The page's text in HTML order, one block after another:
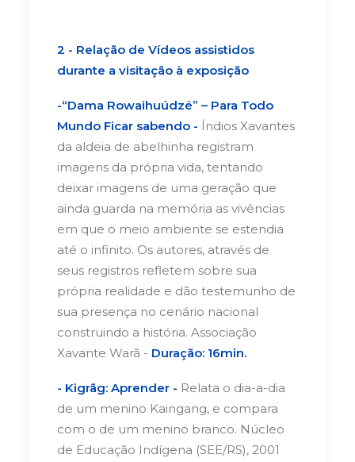
2 - Relação de Vídeos assistidos
durante a visitação à exposição
-“Dama Rowaihuúdzé” – Para Todo
Mundo Ficar sabendo - Índios Xavantes
da aldeia de abelhinha registram
imagens da própria vida, tentando
deixar imagens de uma geração que
ainda guarda na memória as vivências
em que o meio ambiente se estendia
até o infinito. Os autores, através de
seus registros refletem sobre sua
própria realidade e dão testemunho de
sua presença no cenário nacional
construindo a história. Associação
Xavante Warã - Duração: 16min.
- Kigrãg: Aprender - Relata o dia-a-dia
de um menino Kaingang, e compara
com o de um menino branco. Núcleo
de Educação Indígena (SEE/RS), 2001